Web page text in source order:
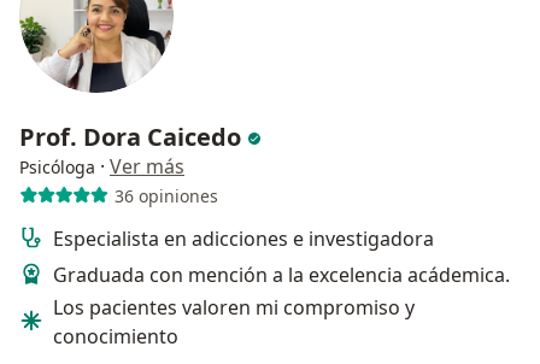
Prof. Dora Caicedo
Psicóloga · Ver más
36 opiniones
Especialista en adicciones e investigadora
Graduada con mención a la excelencia acádemica.
Los pacientes valoren mi compromiso y
conocimiento